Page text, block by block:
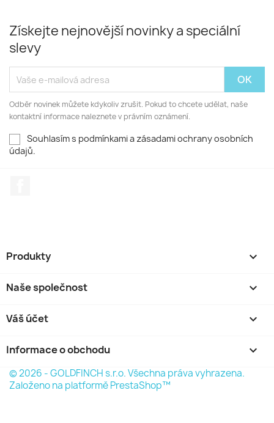
Získejte nejnovější novinky a speciální
slevy
Odběr novinek můžete kdykoliv zrušit. Pokud to chcete udělat, naše
kontaktní informace naleznete v právním oznámení.
Souhlasím s podmínkami a zásadami ochrany osobních
údajů.
Produkty 
Naše společnost 
Váš účet 
Informace o obchodu keyboard_arrow_down
© 2026 - GOLDFINCH s.r.o. Všechna práva vyhrazena.
Založeno na platformě PrestaShop™